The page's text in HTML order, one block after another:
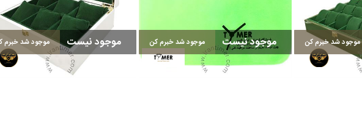
موجود شد خبرم کن موجود نیست موجود شد خبرم کن موجود نیست موجود شد خبرم